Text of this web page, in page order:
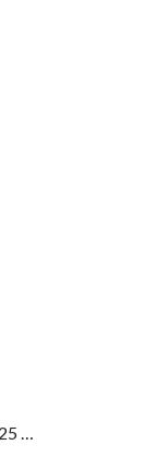
Anel Memoria ouro amarelo 19.25 Kt Zirconias ANL19264001